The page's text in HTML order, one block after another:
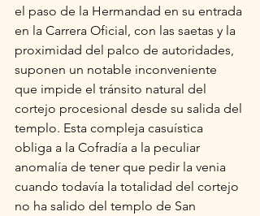
el paso de la Hermandad en su entrada
en la Carrera Oficial, con las saetas y la
proximidad del palco de autoridades,
suponen un notable inconveniente
que impide el tránsito natural del
cortejo procesional desde su salida del
templo. Esta compleja casuística
obliga a la Cofradía a la peculiar
anomalía de tener que pedir la venia
cuando todavía la totalidad del cortejo
no ha salido del templo de San